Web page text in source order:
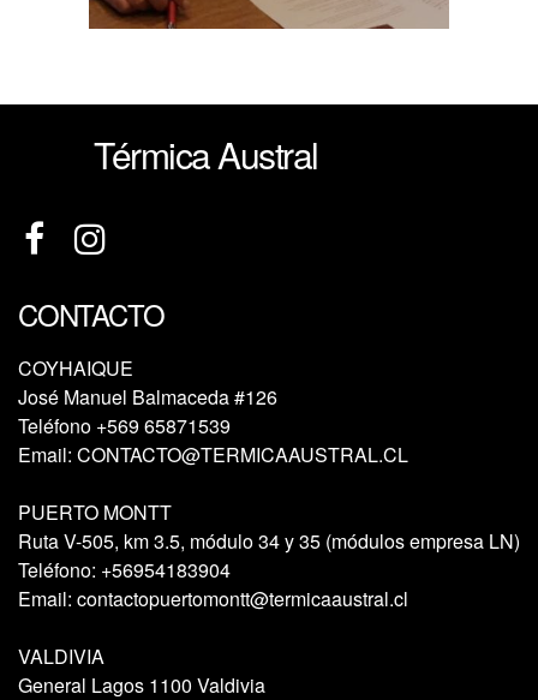
Térmica Austral
CONTACTO
COYHAIQUE
José Manuel Balmaceda #126
Teléfono +569 65871539
Email: CONTACTO@TERMICAAUSTRAL.CL
PUERTO MONTT
Ruta V-505, km 3.5, módulo 34 y 35 (módulos empresa LN)
Teléfono: +56954183904
Email: contactopuertomontt@termicaaustral.cl
VALDIVIA
General Lagos 1100 Valdivia